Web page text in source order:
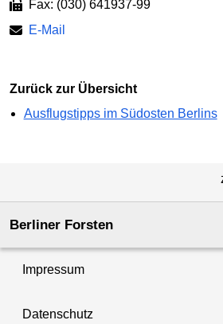
Fax: (030) 641937-99
E-Mail
Zurück zur Übersicht
Ausflugstipps im Südosten Berlins
Berliner Forsten
Impressum
Datenschutz